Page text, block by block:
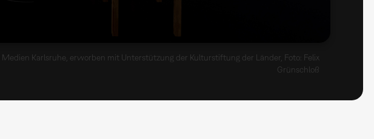
Karlsruhe, erworben mit Unterstützung der Kulturstiftung der Länder, Foto: Felix
Grünschloß